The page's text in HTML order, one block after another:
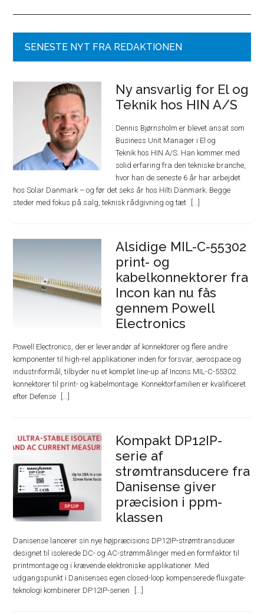
SENESTE NYT FRA REDAKTIONEN
Ny ansvarlig for El og
Teknik hos HIN A/S
Dennis Bjørnsholm er blevet ansat som
Business Unit Manager i El og
Teknik hos HIN A/S. Han kommer med
solid erfaring fra den tekniske branche,
hvor han de seneste 6 år har arbejdet
hos Solar Danmark – og før det seks år hos Hilti Danmark. Begge
steder med fokus på salg, teknisk rådgivning og tæt
Alsidige MIL-C-55302
print- og
kabelkonnektorer fra
Incon kan nu fås
gennem Powell
Electronics
Powell Electronics, der er leverandør af konnektorer og flere andre
komponenter til high-rel applikationer inden for forsvar, aerospace og
industriformål, tilbyder nu et komplet line-up af Incons MIL-C-55302
konnektorer til print- og kabelmontage. Konnektorfamilien er kvalificeret
efter Defense
Kompakt DP12IP-
serie af
strømtransducere fra
Danisense giver
præcision i ppm-
klassen
Danisense lancerer sin nye højpræcisions DP12IP-strømtransducer
designet til isolerede DC- og AC-strømmålinger med en formfaktor til
printmontage og i krævende elektroniske applikationer. Med
udgangspunkt i Danisenses egen closed-loop kompenserede fluxgate-
teknologi kombinerer DP12IP-serien